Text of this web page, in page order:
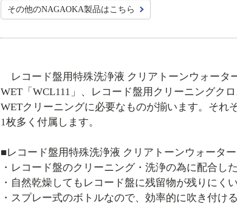
その他のNAGAOKA製品はこちら
レコード盤用特殊洗浄液 クリアトーンウォータ
WET「WCL111」、レコード盤用クリーニングク
WETクリーニングに必要なものが揃います。そ
1枚多く付属します。
■レコード盤用特殊洗浄液 クリアトーンウォーター
・レコード盤のクリーニング・洗浄の為に配合し
・自然乾燥してもレコード盤に残留物が残りにく
・スプレー式のボトルなので、効率的に吹き付け